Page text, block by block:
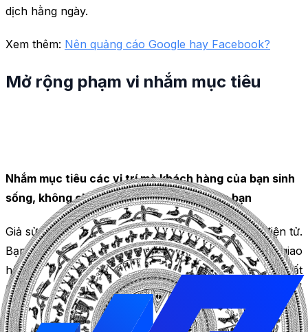
dịch hằng ngày.
Xem thêm: Nên quảng cáo Google hay Facebook?
Mở rộng phạm vi nhắm mục tiêu
Nhắm mục tiêu các vị trí mà khách hàng của bạn sinh
sống, không chỉ ở vị trí doanh nghiệp của bạn
Giả sử bạn điều hành một trang web thương mại điện tử.
Bạn muốn nhắm mục tiêu tất cả các vị trí mà bạn giao
hàng, không chỉ ở vị trí thực tế của doanh nghiệp. Bất
kể có hấp dẫn đến mức nào, quảng cáo của bạn có thể
sẽ không hoạt động hiệu quả nếu không xuất hiện ở vị
trí phù hợp. Xin lưu ý rằng bạn có thể điều chỉnh chế độ